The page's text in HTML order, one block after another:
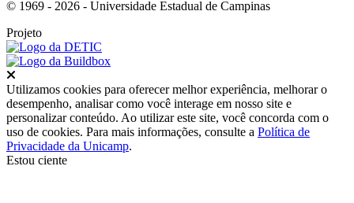
© 1969 - 2026 - Universidade Estadual de Campinas
Projeto
Utilizamos cookies para oferecer melhor experiência, melhorar o
desempenho, analisar como você interage em nosso site e
personalizar conteúdo. Ao utilizar este site, você concorda com o
uso de cookies. Para mais informações, consulte a Política de
Privacidade da Unicamp.
Estou ciente